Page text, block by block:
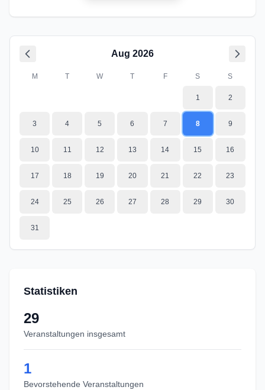
Aug 2026
M T W T F S S
1 2
3 4 5 6 7 8 9
10 11 12 13 14 15 16
17 18 19 20 21 22 23
24 25 26 27 28 29 30
31
Statistiken
29
Veranstaltungen insgesamt
1
Bevorstehende Veranstaltungen